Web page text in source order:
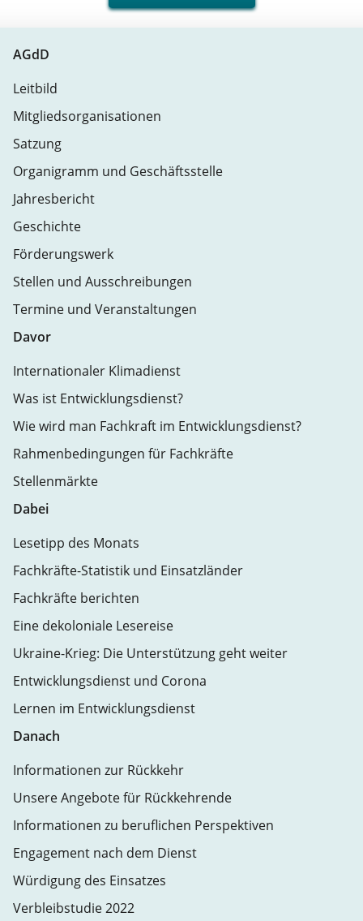
AGdD
Leitbild
Mitgliedsorganisationen
Satzung
Organigramm und Geschäftsstelle
Jahresbericht
Geschichte
Förderungswerk
Stellen und Ausschreibungen
Termine und Veranstaltungen
Davor
Internationaler Klimadienst
Was ist Entwicklungsdienst?
Wie wird man Fachkraft im Entwicklungsdienst?
Rahmenbedingungen für Fachkräfte
Stellenmärkte
Dabei
Lesetipp des Monats
Fachkräfte-Statistik und Einsatzländer
Fachkräfte berichten
Eine dekoloniale Lesereise
Ukraine-Krieg: Die Unterstützung geht weiter
Entwicklungsdienst und Corona
Lernen im Entwicklungsdienst
Danach
Informationen zur Rückkehr
Unsere Angebote für Rückkehrende
Informationen zu beruflichen Perspektiven
Engagement nach dem Dienst
Würdigung des Einsatzes
Verbleibstudie 2022